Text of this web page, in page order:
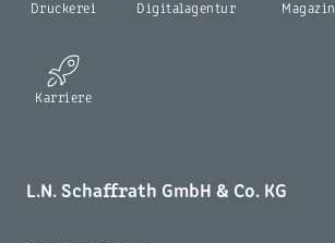
Druckerei Digitalagentur Magazin
Karriere
L.N. Schaffrath GmbH & Co. KG